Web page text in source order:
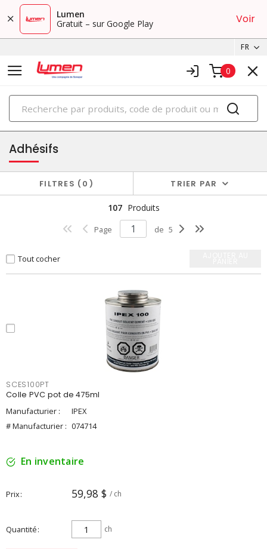
Lumen
Gratuit – sur Google Play
Voir
FR
0
PRODUITS
adhésifs, produits chimiques et lubrifiants
Adhésifs
FILTRES 0 TRIER PAR
107 Produits
Page de 5
Tout cocher
SCES100PT
Colle PVC pot de 475ml
Manufacturier :
IPEX
# Manufacturier : 074714
En inventaire
Prix 59,98 $ / ch
Quantité ch